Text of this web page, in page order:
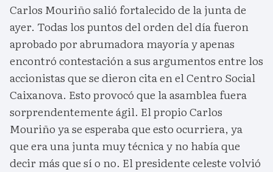
Carlos Mouriño salió fortalecido de la junta de
ayer. Todas los puntos del orden del día fueron
aprobado por abrumadora mayoría y apenas
encontró contestación a sus argumentos entre los
accionistas que se dieron cita en el Centro Social
Caixanova. Esto provocó que la asamblea fuera
sorprendentemente ágil. El propio Carlos
Mouriño ya se esperaba que esto ocurriera, ya
que era una junta muy técnica y no había que
decir más que sí o no. El presidente celeste volvió